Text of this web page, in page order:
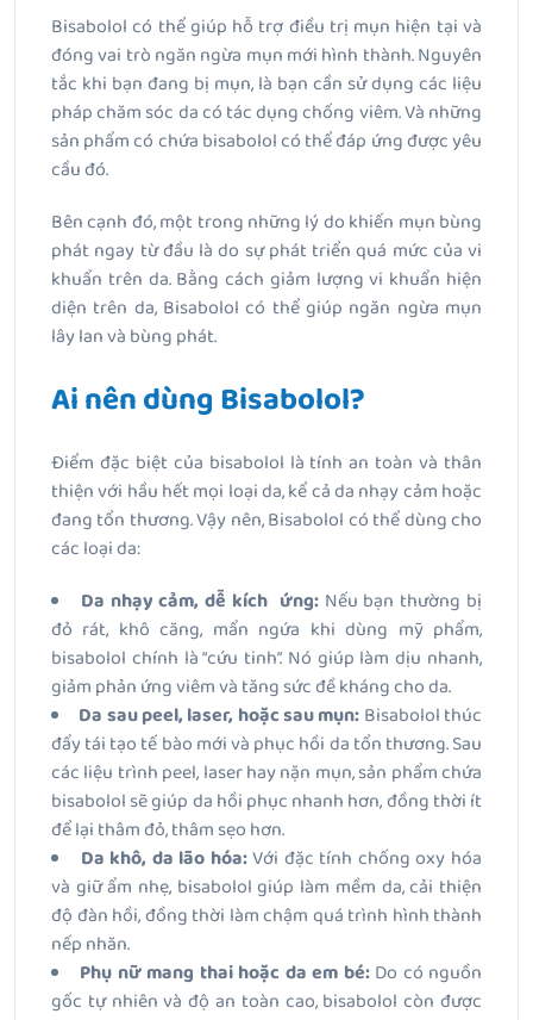
Bisabolol có thể giúp hỗ trợ điều trị mụn hiện tại và
đóng vai trò ngăn ngừa mụn mới hình thành. Nguyên
tắc khi bạn đang bị mụn, là bạn cần sử dụng các liệu
pháp chăm sóc da có tác dụng chống viêm. Và những
sản phẩm có chứa bisabolol có thể đáp ứng được yêu
cầu đó.
Bên cạnh đó, một trong những lý do khiến mụn bùng
phát ngay từ đầu là do sự phát triển quá mức của vi
khuẩn trên da. Bằng cách giảm lượng vi khuẩn hiện
diện trên da, Bisabolol có thể giúp ngăn ngừa mụn
lây lan và bùng phát.
Ai nên dùng Bisabolol?
Điểm đặc biệt của bisabolol là tính an toàn và thân
thiện với hầu hết mọi loại da, kể cả da nhạy cảm hoặc
đang tổn thương. Vậy nên, Bisabolol có thể dùng cho
các loại da:
Da nhạy cảm, dễ kích ứng: Nếu bạn thường bị
đỏ rát, khô căng, mẩn ngứa khi dùng mỹ phẩm,
bisabolol chính là “cứu tinh”. Nó giúp làm dịu nhanh,
giảm phản ứng viêm và tăng sức đề kháng cho da.
Da sau peel, laser, hoặc sau mụn: Bisabolol thúc
đẩy tái tạo tế bào mới và phục hồi da tổn thương. Sau
các liệu trình peel, laser hay nặn mụn, sản phẩm chứa
bisabolol sẽ giúp da hồi phục nhanh hơn, đồng thời ít
để lại thâm đỏ, thâm sẹo hơn.
Da khô, da lão hóa:Với đặc tính chống oxy hóa
và giữ ẩm nhẹ, bisabolol giúp làm mềm da, cải thiện
độ đàn hồi, đồng thời làm chậm quá trình hình thành
nếp nhăn.
Phụ nữ mang thai hoặc da em bé:Do có nguồn
gốc tự nhiên và độ an toàn cao, bisabolol còn được